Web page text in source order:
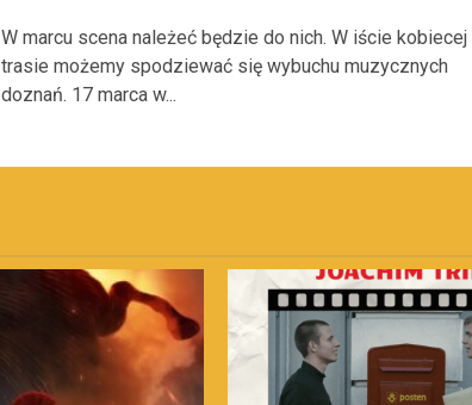
W marcu scena należeć będzie do nich. W iście kobiecej
trasie możemy spodziewać się wybuchu muzycznych
doznań. 17 marca w...